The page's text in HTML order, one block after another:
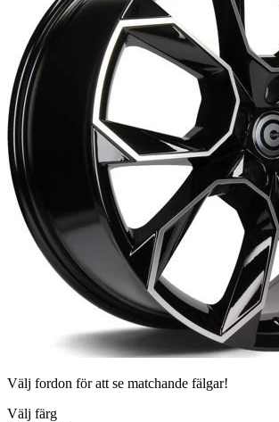
Välj fordon för att se matchande fälgar!
Välj färg